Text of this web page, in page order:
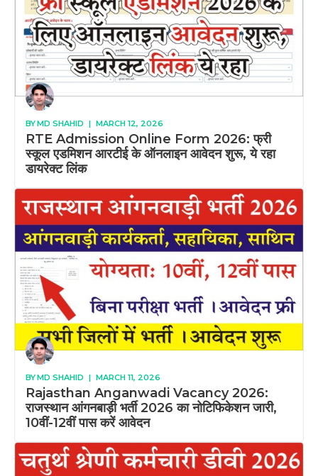
BYMD SHAHID | MARCH 12, 2026
RTE Admission Online Form 2026: फ्री
स्कूल एडमिशन आरटीई के ऑनलाइन आवेदन शुरू, ये रहा
डायरेक्ट लिंक
BYMD SHAHID | MARCH 11, 2026
Rajasthan Anganwadi Vacancy 2026:
राजस्थान आंगनबाड़ी भर्ती 2026 का नोटिफिकेशन जारी,
10वीं-12वीं पास करें आवेदन